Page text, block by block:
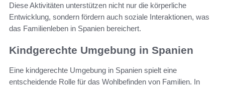
Diese Aktivitäten unterstützen nicht nur die körperliche
Entwicklung, sondern fördern auch soziale Interaktionen, was
das Familienleben in Spanien bereichert.
Kindgerechte Umgebung in Spanien
Eine kindgerechte Umgebung in Spanien spielt eine
entscheidende Rolle für das Wohlbefinden von Familien. In